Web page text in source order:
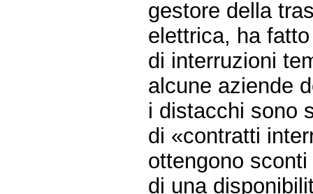
gestore della
elettrica, ha
di interruzioni
alcune aziende
i distacchi sono
di «contratti
ottengono
di una